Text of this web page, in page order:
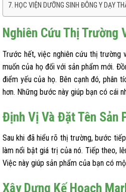
Hải Thượng Lãn Ông
Hải Thượng Lãn Ông tên húy là Lê Hữu Trác
tên thường là Lê Hữu Chẩn, là một đại y...
xem thêm +... xem thêm +
HỌC VIỆN DƯỠNG SINH ĐÔNG Y DẠY
Nghiên Cứu Thị Trường
Trước hết, việc nghiên cứu thị trường
muốn của họ đối với sản phẩm mới.
điểm yếu của họ. Bên cạnh đó, phân
hơn. Những bước này giúp bạn có cái
Định Vị Và Đặt Tên Sản
Sau khi đã hiểu rõ thị trường, bước
làm nổi bật giá trị của nó. Tiếp theo,
Việc này giúp sản phẩm của bạn có
Xây Dựng Kế Hoạch